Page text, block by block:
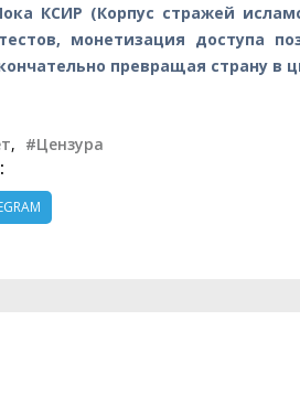
КСИР (Корпус стражей
монетизация доступа
превращая страну
, #Цензура